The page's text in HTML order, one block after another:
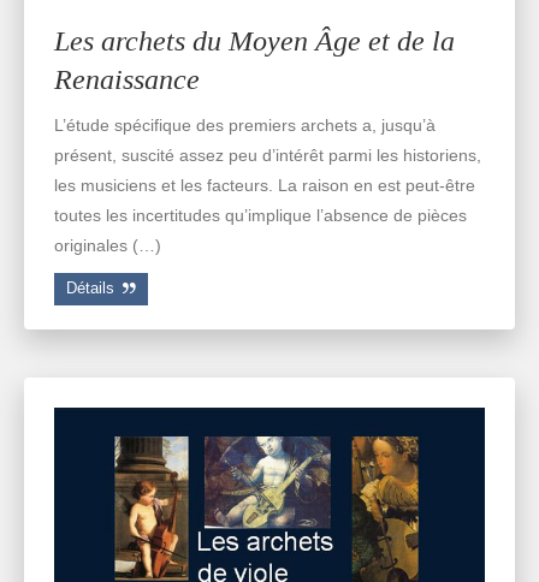
Les archets du Moyen Âge et de la
Renaissance
L’étude spécifique des premiers archets a, jusqu’à
présent, suscité assez peu d’intérêt parmi les historiens,
les musiciens et les facteurs. La raison en est peut-être
toutes les incertitudes qu’implique l’absence de pièces
originales (…)
Détails